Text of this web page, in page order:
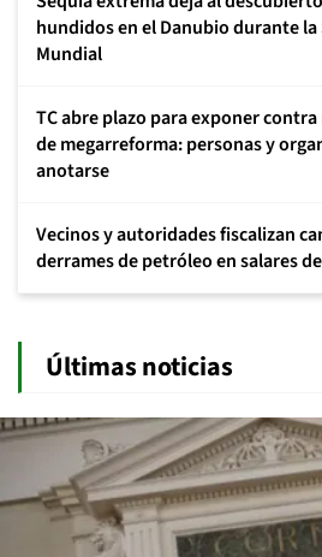
hundidos en el Danubio durante la
Mundial
TC abre plazo para exponer
de megarreforma: personas y
anotarse
Vecinos y autoridades fiscalizan
derrames de petróleo en salares
Últimas noticias